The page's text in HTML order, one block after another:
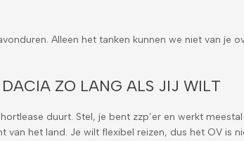
Alleen het tanken kunnen we niet van je
ZO LANG ALS JIJ WILT
duurt. Stel, je bent zzp’er en werkt
het land. Je wilt flexibel reizen, dus het OV is